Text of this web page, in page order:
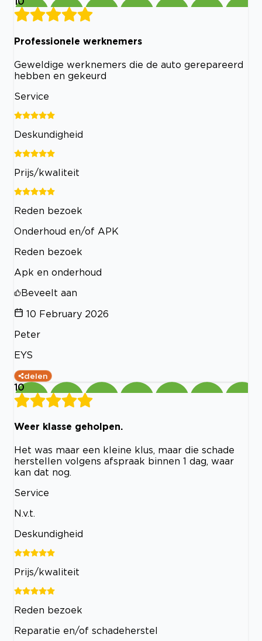
Professionele werknemers
Geweldige werknemers die de auto gerepareerd
hebben en gekeurd
Service
Deskundigheid
Prijs/kwaliteit
Reden bezoek
Onderhoud en/of APK
Reden bezoek
Apk en onderhoud
Beveelt aan
10 February 2026
Peter
EYS
delen
10
Weer klasse geholpen.
Het was maar een kleine klus, maar die schade
herstellen volgens afspraak binnen 1 dag, waar
kan dat nog.
Service
N.v.t.
Deskundigheid
Prijs/kwaliteit
Reden bezoek
Reparatie en/of schadeherstel